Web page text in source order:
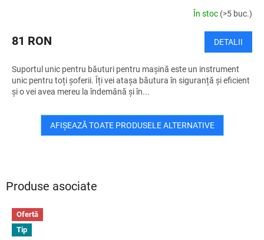
Produse asociate
Ofertă
Tip
În stoc (>5 buc.)
81 RON DETALII
Suportul unic pentru băuturi pentru mașină este un instrument
unic pentru toți șoferii. Îți vei atașa băutura în siguranță și eficient
și o vei avea mereu la îndemână și în...
AFIŞEAZĂ TOATE PRODUSELE ALTERNATIVE